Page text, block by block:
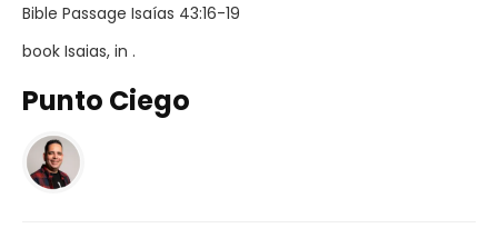
Bible Passage Isaías 43:16-19
book Isaias, in .
Punto Ciego